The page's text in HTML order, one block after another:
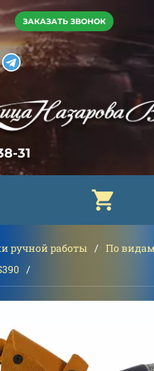
ЗАКАЗАТЬ ЗВОНОК
31
ручной работы
По